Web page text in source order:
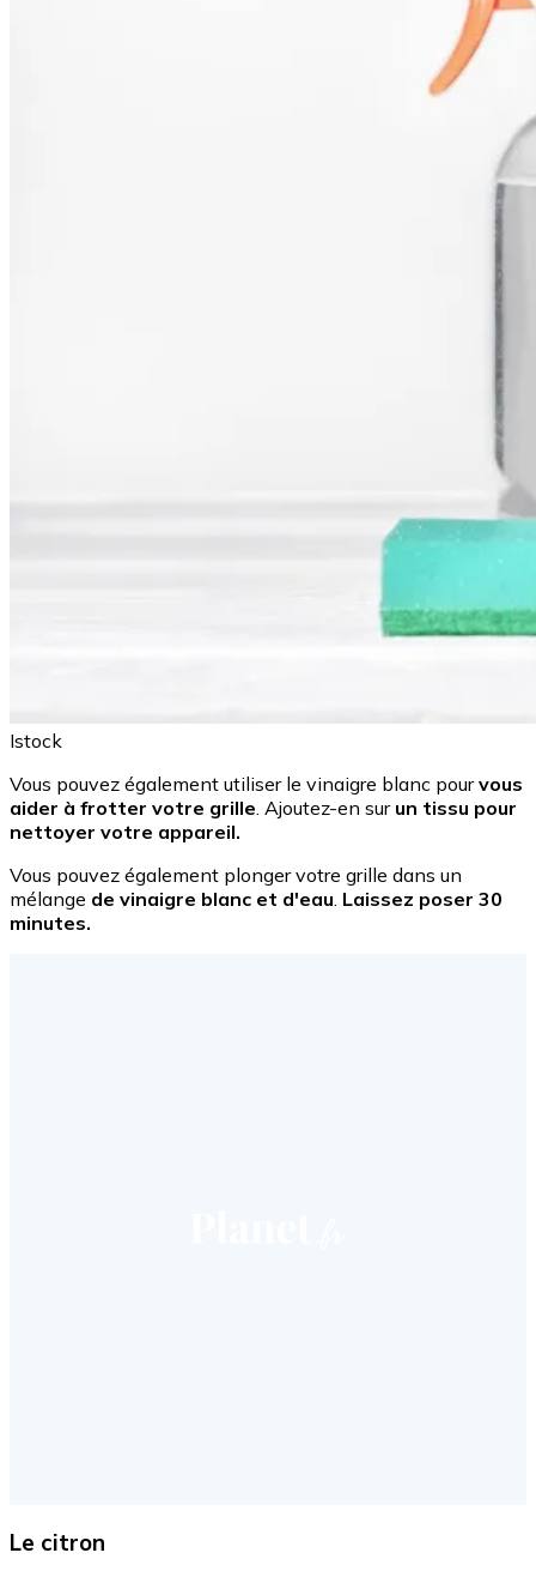
Istock
Vous pouvez également utiliser le vinaigre blanc pourvous
aider à frotter votre grille. Ajoutez-en sur un tissu pour
nettoyer votre appareil.
Vous pouvez également plonger votre grille dans un
mélange de vinaigre blanc et d'eau. Laissez poser 30
minutes.
Le citron